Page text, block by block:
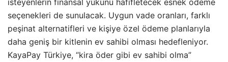
seçenekleri de sunulacak. Uygun vade oranları, farklı
peşinat alternatifleri ve kişiye özel ödeme planlarıyla
daha geniş bir kitlenin ev sahibi olması hedefleniyor.
KayaPay Türkiye, “kira öder gibi ev sahibi olma”